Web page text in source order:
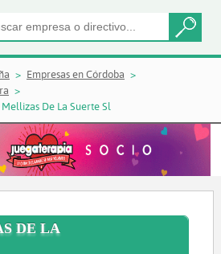
Empresas en Córdoba
De La Suerte Sl
DE LA